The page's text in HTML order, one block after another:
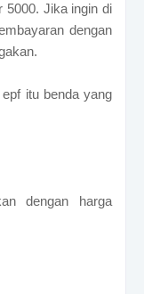
5000. Jika ingin di
dengan
itu benda yang
dengan harga